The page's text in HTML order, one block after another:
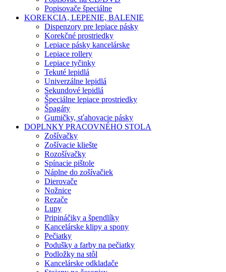
Popisovače špeciálne
KOREKCIA, LEPENIE, BALENIE
Dispenzory pre lepiace pásky
Korekčné prostriedky
Lepiace pásky kancelárske
Lepiace rollery
Lepiace tyčinky
Tekuté lepidlá
Univerzálne lepidlá
Sekundové lepidlá
Špeciálne lepiace prostriedky
Špagáty
Gumičky, sťahovacie pásky
DOPLNKY PRACOVNÉHO STOLA
Zošívačky
Zošívacie kliešte
Rozošívačky
Spínacie pištole
Náplne do zošívačiek
Dierovače
Nožnice
Rezače
Lupy
Pripináčiky a špendlíky
Kancelárske klipy a spony
Pečiatky
Podušky a farby na pečiatky
Podložky na stôl
Kancelárske odkladače